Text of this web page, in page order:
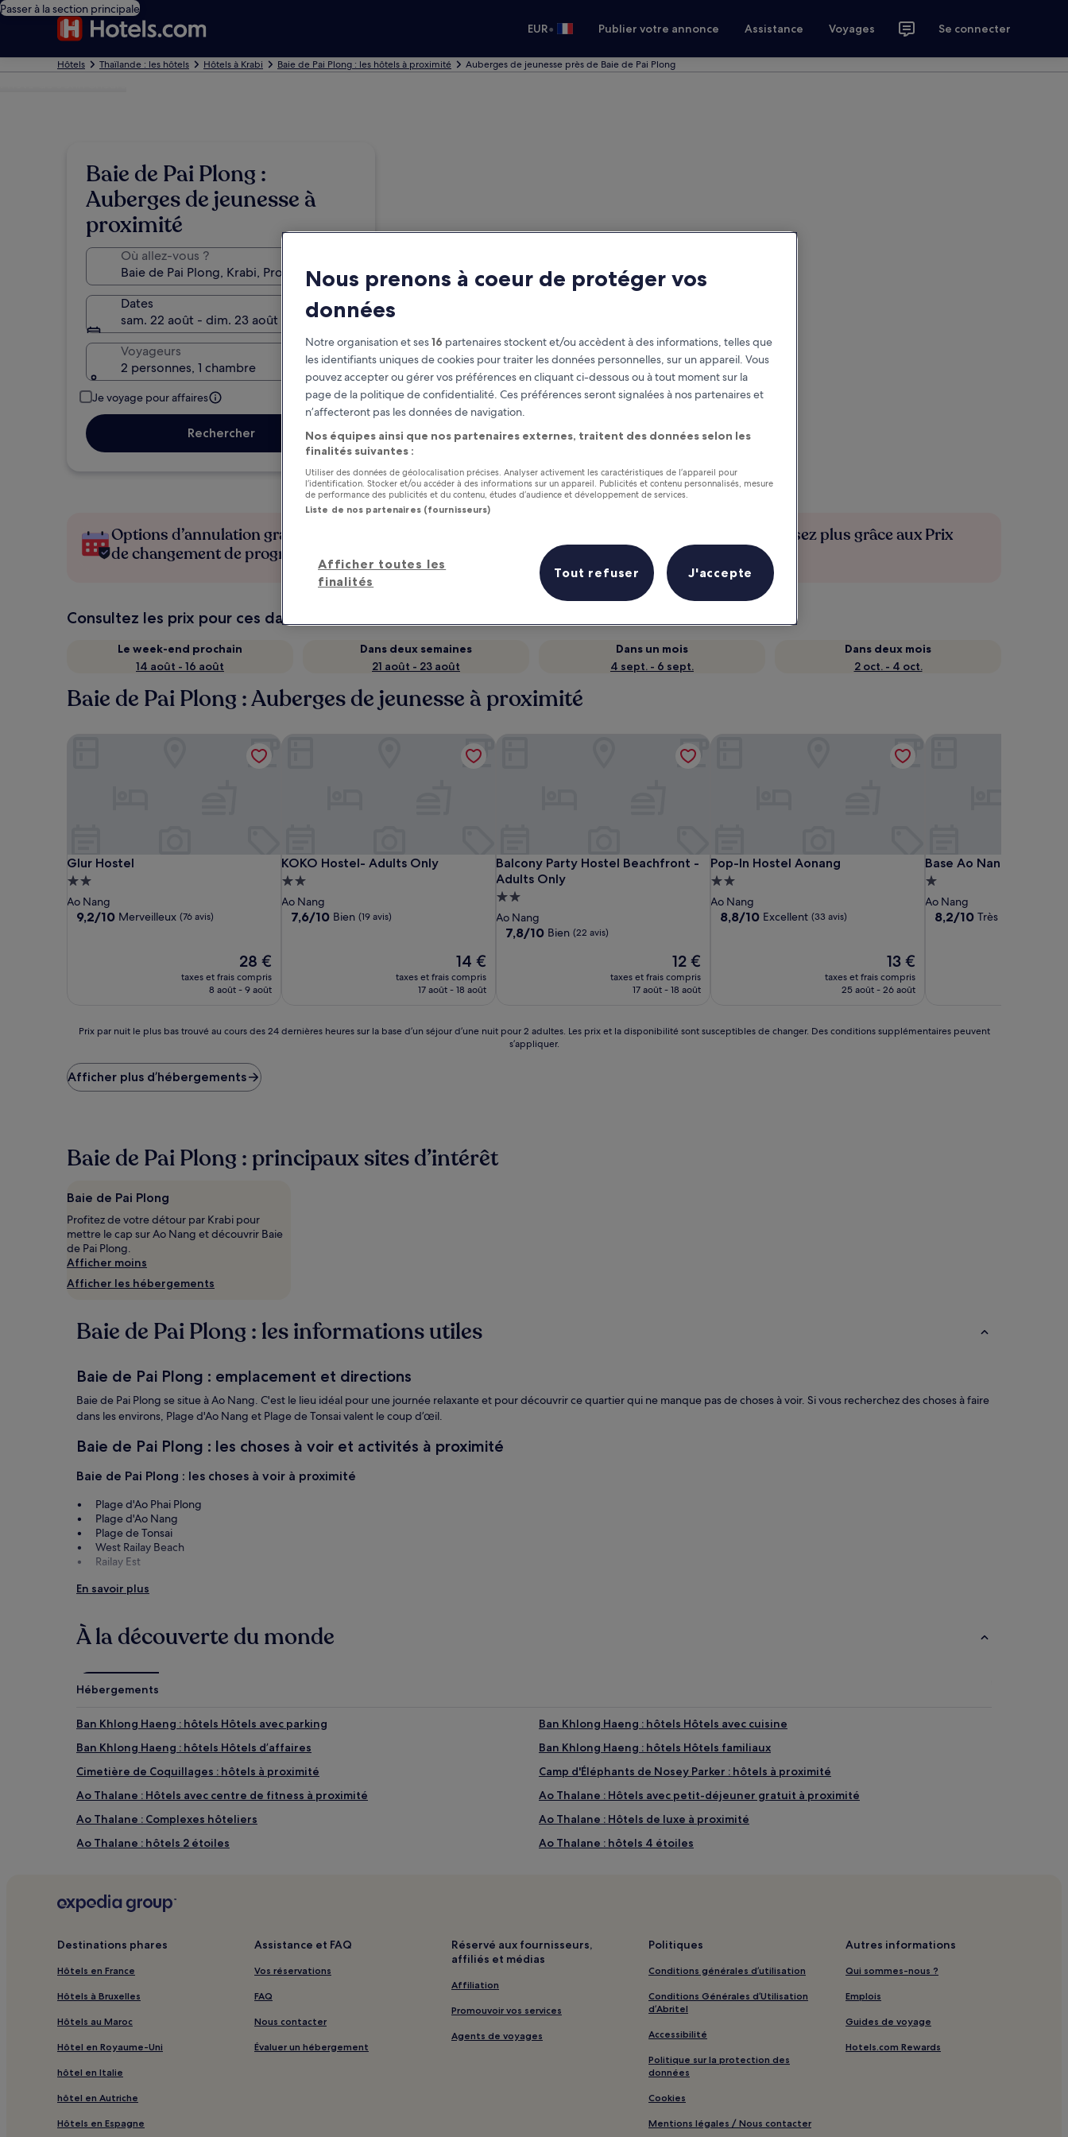
Passer à la section principale
EUR• Publier votre annonce Assistance Voyages Se connecter
Hôtels Thaïlande : les hôtels Hôtels à Krabi Baie de Pai Plong : les hôtels à proximité Auberges de jeunesse près de Baie de Pai Plong
Baie de Pai Plong :
Auberges de jeunesse à
proximité
Où allez-vous ?
Dates
sam. 22 août - dim. 23 août
Voyageurs
2 personnes, 1 chambre
Je voyage pour affaires
Rechercher
Options d’annulation gratuite en cas
de changement de programme
chaque nuit séjournée
Économisez plus grâce aux Prix
membres
Consultez les prix pour ces dates
Le week-end prochain
14 août - 16 août
Dans deux semaines
21 août - 23 août
Dans un mois
4 sept. - 6 sept.
Dans deux mois
2 oct. - 4 oct.
Baie de Pai Plong : Auberges de jeunesse à proximité
Glur Hostel
Glur Hostel
Hébergement
2.0 étoiles
Ao Nang
9.2
9,2/10 Merveilleux (76 avis)
Le
nouveau
prix
28 €
28 €
taxes et frais compris
8 août - 9 août
KOKO Hostel- Adults Only
KOKO Hostel- Adults Only
Hébergement
2.0 étoiles
Ao Nang
7.6
7,6/10 Bien (19 avis)
Le
nouveau
prix
14 €
14 €
taxes et frais compris
17 août - 18 août
Balcony Party Hostel Beachfront -
Adults Only
Balcony Party Hostel Beachfront - Adults Only
Hébergement
2.0 étoiles
Ao Nang
7.8
7,8/10 Bien (22 avis)
Le
nouveau
prix
12 €
12 €
taxes et frais compris
17 août - 18 août
Balcony Party Hostel Beachfront - Adults Only
Pop-In Hostel Aonang
Pop-In Hostel Aonang
Hébergement
2.0 étoiles
Ao Nang
8.8
8,8/10 Excellent (33 avis)
Le
nouveau
prix
13 €
13 €
taxes et frais compris
25 août - 26 août
Base Ao Nang
Base Ao Nang
Hébergement
1.0 étoile
Ao Nang
8.2
8,2/10 Très bien
Prix
nuit
le
plus
des
sur
la
base
d’un
séjour
nuit
Les
sont
susceptibles
changer.
conditions
peuvent
s’appliquer.
Prix par nuit le plus bas trouvé au cours des 24 dernières heures sur la base d’un séjour d’une nuit pour 2 adultes. Les prix et la disponibilité sont susceptibles de changer. Des conditions supplémentaires peuvent
s’appliquer.
Afficher plus d’hébergements
Baie de Pai Plong : principaux sites d’intérêt
Baie de Pai Plong
Profitez de votre détour par Krabi pour
mettre le cap sur Ao Nang et découvrir Baie
de Pai Plong.
Afficher moins
Afficher les hébergements
Baie de Pai Plong : les informations utiles
Baie de Pai Plong : emplacement et directions
Baie de Pai Plong se situe à Ao Nang. C'est le lieu idéal pour une journée relaxante et pour découvrir ce quartier qui ne manque pas de choses à voir. Si vous recherchez des choses à faire
dans les environs, Plage d'Ao Nang et Plage de Tonsai valent le coup d’œil.
Baie de Pai Plong : les choses à voir et activités à proximité
Baie de Pai Plong : les choses à voir à proximité
Plage d'Ao Phai Plong
Plage d'Ao Nang
Plage de Tonsai
West Railay Beach
Railay Est
Baie de Pai Plong : les activités à proximité
Marché nocturne du weekend de Krabi
McDonald, Aonang
En savoir plus
À la découverte du monde
Hébergements
Ban Khlong Haeng : hôtels Hôtels avec parking
Ban Khlong Haeng : hôtels Hôtels avec cuisine
Ban Khlong Haeng : hôtels Hôtels d’affaires
Ban Khlong Haeng : hôtels Hôtels familiaux
Cimetière de Coquillages : hôtels à proximité
Camp d'Éléphants de Nosey Parker : hôtels à proximité
Ao Thalane : Hôtels avec centre de fitness à proximité
Ao Thalane : Hôtels avec petit-déjeuner gratuit à proximité
Ao Thalane : Complexes hôteliers
Ao Thalane : Hôtels de luxe à proximité
Ao Thalane : hôtels 2 étoiles
Ao Thalane : hôtels 4 étoiles
Ao Thalane : Hôtels avec spa à proximité
Mcdonald : hôtels à proximité
Terrain de Golf Palm : hôtels à proximité
Île de Hong : Villas
Île de Hong : Hôtels avec spa à proximité
Ban Ko Kwang : hôtels Hôtels avec parking
Ban Ko Kwang : hôtels Hôtels de luxe
Ban Ko Kwang : hôtels Hôtels d’affaires
Ban Ko Kwang : hôtels Hôtels de plage
Khao Ao Nam Mao : hôtels à proximité
Plage de Pan : hôtels à proximité
Plage de Koh Kwang : hôtels à proximité
Ao Nang : hôtels Hôtels avec parking
Destinations phares
Hôtels en France
Hôtels à Bruxelles
Hôtels au Maroc
Hôtel en Royaume-Uni
hôtel en Italie
hôtel en Autriche
Hôtels en Espagne
Assistance et FAQ
Vos réservations
FAQ
Nous contacter
Évaluer un hébergement
Réservé aux fournisseurs,
affiliés et médias
Affiliation
Promouvoir vos services
Agents de voyages
Politiques
Conditions générales d’utilisation
Conditions Générales d’Utilisation
d’Abritel
Accessibilité
Politique sur la protection des
données
Cookies
Mentions légales / Nous contacter
Autres informations
Qui sommes-nous ?
Emplois
Guides de voyage
Hotels.com Rewards
Nous prenons à coeur de protéger vos
données
Notre organisation et ses16 partenaires stockent et/ou accèdent à des informations, telles que
les identifiants uniques de cookies pour traiter les données personnelles, sur un appareil. Vous
pouvez accepter ou gérer vos préférences en cliquant ci-dessous ou à tout moment sur la
page de la politique de confidentialité. Ces préférences seront signalées à nos partenaires et
n’affecteront pas les données de navigation.
Nos équipes ainsi que nos partenaires externes, traitent des données selon les
finalités suivantes :
Utiliser des données de géolocalisation précises. Analyser activement les caractéristiques de l’appareil pour
l’identification. Stocker et/ou accéder à des informations sur un appareil. Publicités et contenu personnalisés, mesure
de performance des publicités et du contenu, études d’audience et développement de services.
Liste de nos partenaires (fournisseurs)
Afficher toutes les
finalités
Tout refuser J'accepte